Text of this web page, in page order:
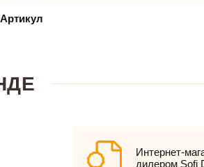
Артикул
Интернет-
дилером Sofi